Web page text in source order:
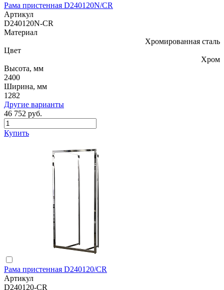
Рама пристенная D240120N/CR
Артикул
D240120N-CR
Материал
Хромированная сталь
Цвет
Хром
Высота, мм
2400
Ширина, мм
1282
Другие варианты
46 752 руб.
Купить
Рама пристенная D240120/CR
Артикул
D240120-CR